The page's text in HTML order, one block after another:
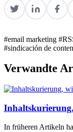
#email marketing
#sindicación de
Verwandte
In früheren Artikeln